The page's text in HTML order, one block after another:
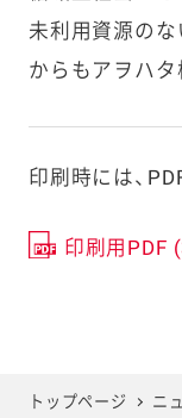
未利用資源のな
からもアヲハタ
印刷時には、
印刷用PDF
トップページ ニ